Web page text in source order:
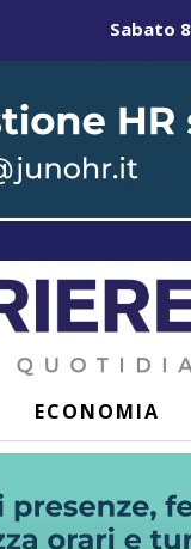
Sabato
ECONOMIA